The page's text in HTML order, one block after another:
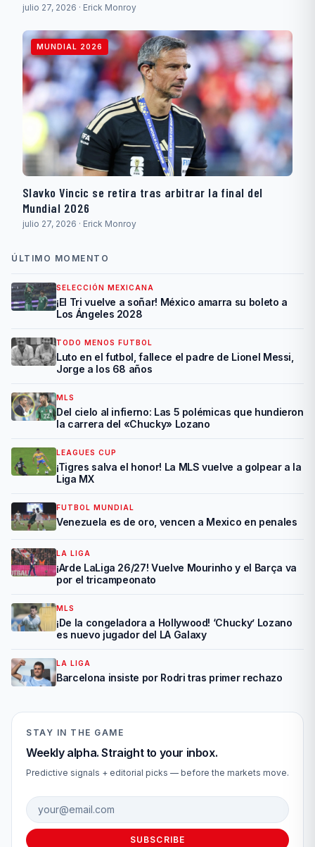
julio 27, 2026 · Erick Monroy
MUNDIAL 2026
Slavko Vincic se retira tras arbitrar la final del
Mundial 2026
julio 27, 2026 · Erick Monroy
ÚLTIMO MOMENTO
SELECCIÓN MEXICANA
¡El Tri vuelve a soñar! México amarra su boleto a
Los Ángeles 2028
TODO MENOS FUTBOL
Luto en el futbol, fallece el padre de Lionel Messi,
Jorge a los 68 años
MLS
Del cielo al infierno: Las 5 polémicas que hundieron
la carrera del «Chucky» Lozano
LEAGUES CUP
¡Tigres salva el honor! La MLS vuelve a golpear a la
Liga MX
FUTBOL MUNDIAL
Venezuela es de oro, vencen a Mexico en penales
LA LIGA
¡Arde LaLiga 26/27! Vuelve Mourinho y el Barça va
por el tricampeonato
MLS
¡De la congeladora a Hollywood! ‘Chucky’ Lozano
es nuevo jugador del LA Galaxy
LA LIGA
Barcelona insiste por Rodri tras primer rechazo
STAY IN THE GAME
Weekly alpha. Straight to your inbox.
Predictive signals + editorial picks — before the markets move.
Email address
SUBSCRIBE